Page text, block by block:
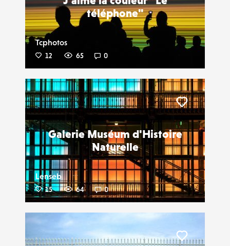
téléphone"
Tcphotos
12 65 0
Galerie Muséum d'Histoire
Naturelle
Lenseb
15 64 0
Liker
Liker